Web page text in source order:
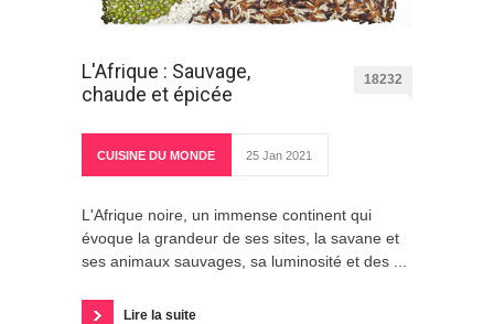
L'Afrique : Sauvage,
chaude et épicée
18232
CUISINE DU MONDE 25 Jan 2021
L'Afrique noire, un immense continent qui
évoque la grandeur de ses sites, la savane et
ses animaux sauvages, sa luminosité et des ...
Lire la suite